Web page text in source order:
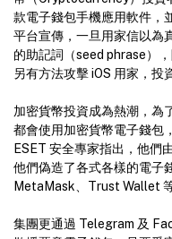
款電子錢包手機應用軟件，
平台宣傳，一旦用家信以為
的助記詞（seed phrase）
另有方法攻擊 iOS 用家，投
加密貨幣投資成為熱潮，為
都會使用加密貨幣電子錢包
ESET 安全專家指出，他們
他們偽造了各式各樣的電子
MetaMask、Trust Wallet
集團更通過 Telegram 及